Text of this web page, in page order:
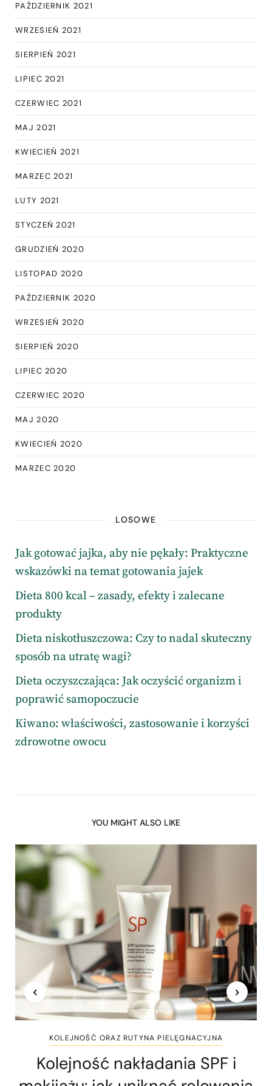
PAŹDZIERNIK 2021
WRZESIEŃ 2021
SIERPIEŃ 2021
LIPIEC 2021
CZERWIEC 2021
MAJ 2021
KWIECIEŃ 2021
MARZEC 2021
LUTY 2021
STYCZEŃ 2021
GRUDZIEŃ 2020
LISTOPAD 2020
PAŹDZIERNIK 2020
WRZESIEŃ 2020
SIERPIEŃ 2020
LIPIEC 2020
CZERWIEC 2020
MAJ 2020
KWIECIEŃ 2020
MARZEC 2020
LOSOWE
Jak gotować jajka, aby nie pękały: Praktyczne
wskazówki na temat gotowania jajek
Dieta 800 kcal – zasady, efekty i zalecane
produkty
Dieta niskotłuszczowa: Czy to nadal skuteczny
sposób na utratę wagi?
Dieta oczyszczająca: Jak oczyścić organizm i
poprawić samopoczucie
Kiwano: właściwości, zastosowanie i korzyści
zdrowotne owocu
YOU MIGHT ALSO LIKE
KOLEJNOŚĆ ORAZ RUTYNA PIELĘGNACYJNA
Kolejność nakładania SPF i